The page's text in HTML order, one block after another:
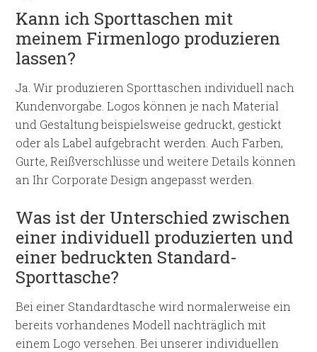
Kann ich Sporttaschen mit
meinem Firmenlogo produzieren
lassen?
Ja. Wir produzieren Sporttaschen individuell nach
Kundenvorgabe. Logos können je nach Material
und Gestaltung beispielsweise gedruckt, gestickt
oder als Label aufgebracht werden. Auch Farben,
Gurte, Reißverschlüsse und weitere Details können
an Ihr Corporate Design angepasst werden.
Was ist der Unterschied zwischen
einer individuell produzierten und
einer bedruckten Standard-
Sporttasche?
Bei einer Standardtasche wird normalerweise ein
bereits vorhandenes Modell nachträglich mit
einem Logo versehen. Bei unserer individuellen